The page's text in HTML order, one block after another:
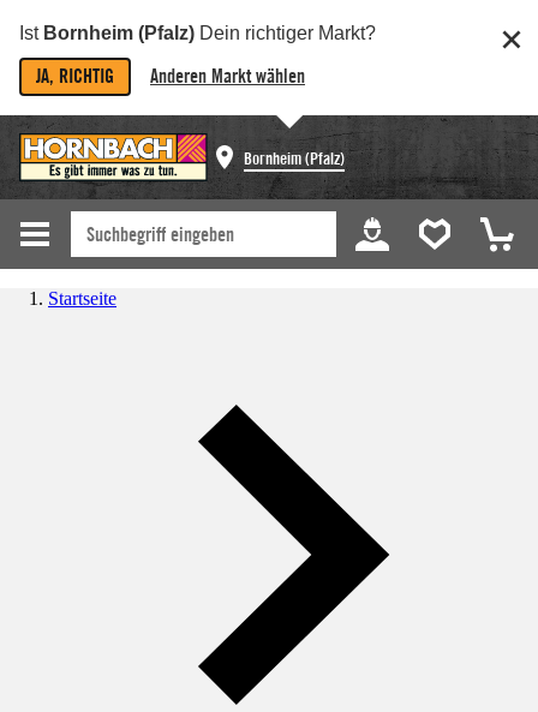
Ist Bornheim (Pfalz) Dein richtiger Markt?
JA, RICHTIG Anderen Markt wählen
Bornheim (Pfalz)
Startseite